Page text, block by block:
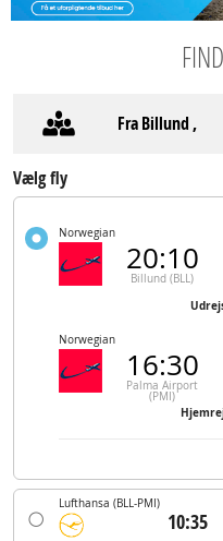
FraBillund,
Vælg fly
Norwegian
20:10
Billund (BLL)
Norwegian
16:30
Palma Airport
(PMI)
Lufthansa (BLL-PMI)
10:35